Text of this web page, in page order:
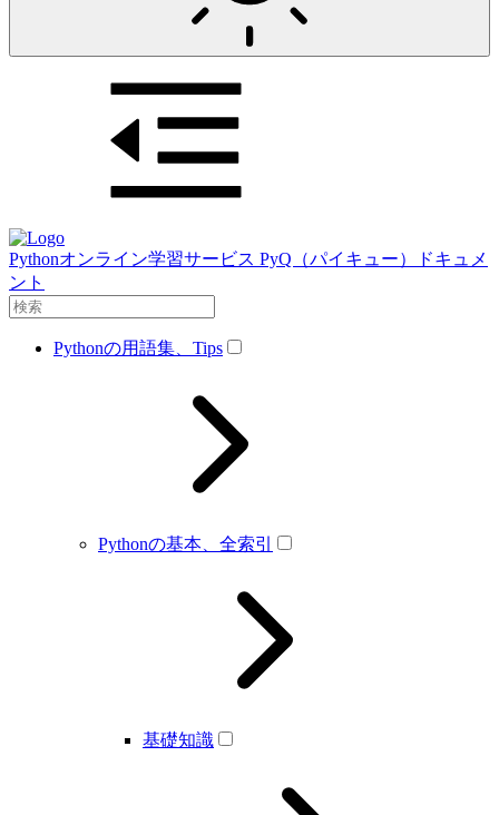
Pythonオンライン学習サービス PyQ（パイキュー）ドキュメ
ント
Pythonの用語集、Tips
Pythonの基本、全索引
基礎知識